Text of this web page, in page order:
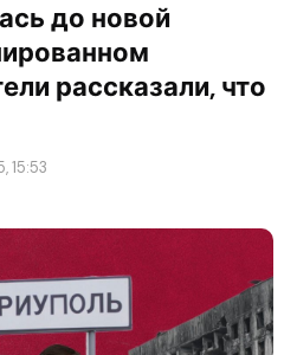
до новой
рассказали, что
15:53